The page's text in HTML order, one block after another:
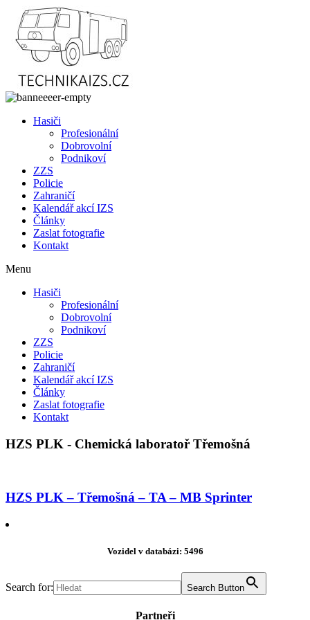
Přejít
obsahu
Hasiči
Profesionální
Dobrovolní
Podnikoví
ZZS
Policie
Zahraničí
Kalendář akcí IZS
Články
Zaslat fotografie
Kontakt
Menu
Hasiči
Profesionální
Dobrovolní
Podnikoví
ZZS
Policie
Zahraničí
Kalendář akcí IZS
Články
Zaslat fotografie
Kontakt
HZS PLK - Chemická laboratoř Třemošná
HZS PLK – Třemošná – TA – MB Sprinter
Vozidel v databázi: 5496
Search for: Search Button
Partneři